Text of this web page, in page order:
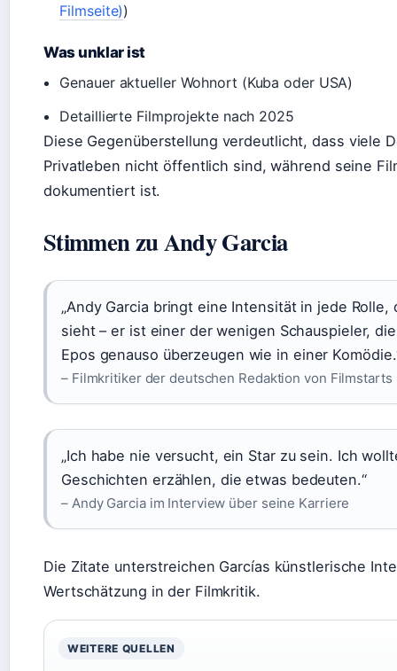
Filmseite))
Was unklar ist
Genauer aktueller Wohnort (Kuba oder USA)
Detaillierte Filmprojekte nach 2025
Diese Gegenüberstellung verdeutlicht, dass viele
Privatleben nicht öffentlich sind, während seine
dokumentiert ist.
Stimmen zu Andy Garcia
„Andy Garcia bringt eine Intensität in jede Rolle,
sieht – er ist einer der wenigen Schauspieler,
Epos genauso überzeugen wie in einer
– Filmkritiker der deutschen Redaktion von Filmstarts
„Ich habe nie versucht, ein Star zu sein. Ich
Geschichten erzählen, die etwas bedeuten.“
– Andy Garcia im Interview über seine Karriere
Die Zitate unterstreichen Garcías künstlerische
Wertschätzung in der Filmkritik.
WEITERE QUELLEN